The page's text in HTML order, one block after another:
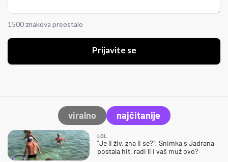
1500 znakova preostalo
Prijavite se
viralno najčitanije
LOL
"Je li živ, zna li se?": Snimka s Jadrana
postala hit, radi li i vaš muž ovo?